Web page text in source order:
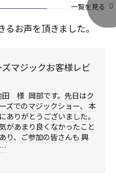
お声を頂きました。
一覧を見る
マジックお客様レビ
田 様 岡部です。先日はク
ズでのマジックショー、 本
ありがとうございました。
があまり良くなかったこと
り、ご参加の皆さんも 興